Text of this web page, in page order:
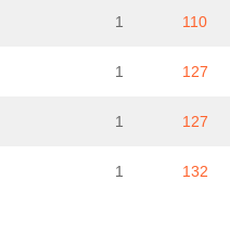
1 110
1 127
1 127
1 132